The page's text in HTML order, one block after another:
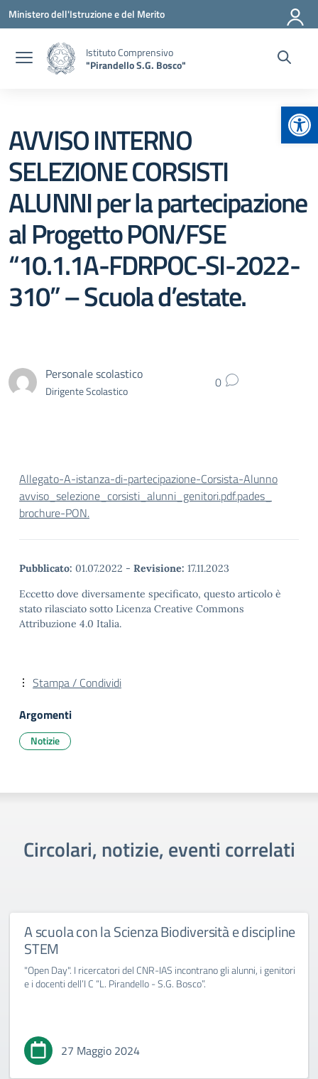
Vai ai contenuti
Vai al menu di navigazione
Vai al footer
Ministero dell'Istruzione e del Merito
Istituto Comprensivo
"Pirandello S.G. Bosco"
AVVISO INTERNO
SELEZIONE CORSISTI
ALUNNI per la partecipazione
al Progetto PON/FSE
“10.1.1A-FDRPOC-SI-2022-
310” – Scuola d’estate.
Personale scolastico
Dirigente Scolastico 0
Allegato-A-istanza-di-partecipazione-Corsista-Alunno
avviso_selezione_corsisti_alunni_genitori.pdf.pades_
brochure-PON.
Pubblicato: 01.07.2022 - Revisione: 17.11.2023
Eccetto dove diversamente specificato, questo articolo è
stato rilasciato sotto Licenza Creative Commons
Attribuzione 4.0 Italia.
Stampa / Condividi
Argomenti
Notizie
Circolari, notizie, eventi correlati
A scuola con la Scienza Biodiversità e discipline
STEM
"Open Day". I ricercatori del CNR-IAS incontrano gli alunni, i genitori
e i docenti dell’I C “L. Pirandello - S.G. Bosco”.
27 Maggio 2024